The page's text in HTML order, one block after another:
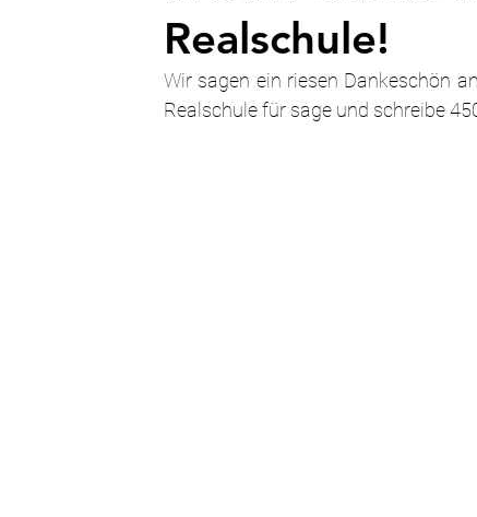
Realschule!
Wir sagen ein riesen Dankeschön
Realschule für sage und schreibe